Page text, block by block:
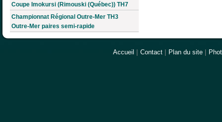
Coupe Imokursi (Rimouski (Québec)) TH7
Championnat Régional Outre-Mer TH3
Outre-Mer paires semi-rapide
Accueil Contact Plan du site